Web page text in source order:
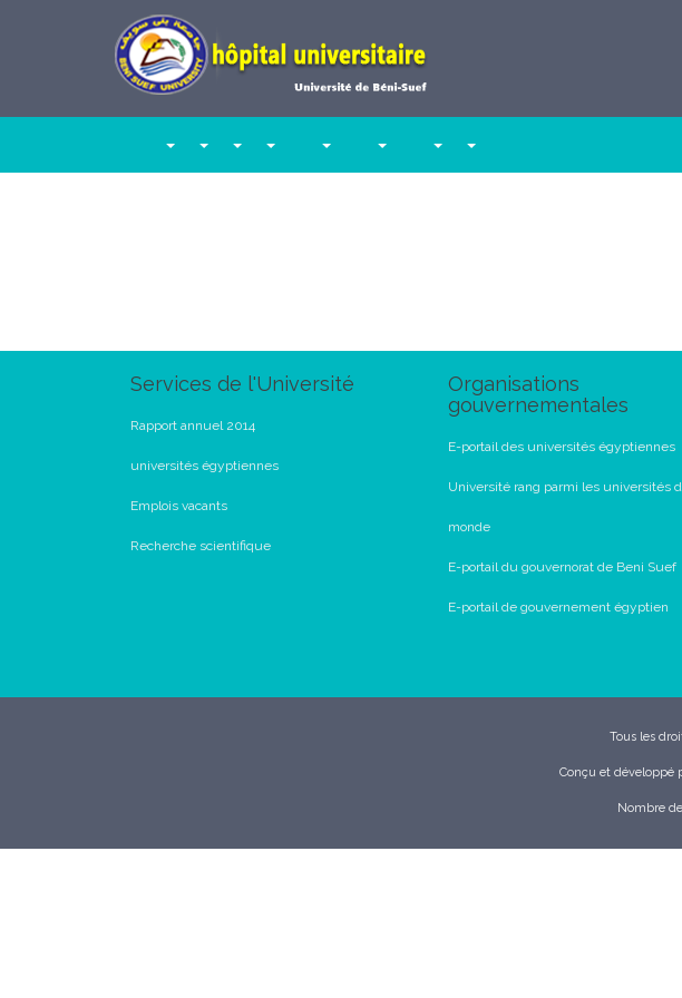
Services de l'Université
Rapport annuel 2014
universités égyptiennes
Emplois vacants
Recherche scientifique
Organisations
gouvernementales
E-portail des universités égyptiennes
Université rang parmi les universités
monde
E-portail du gouvernorat de Beni Suef
E-portail de gouvernement égyptien
Tous les
Conçu et développé
Nombre